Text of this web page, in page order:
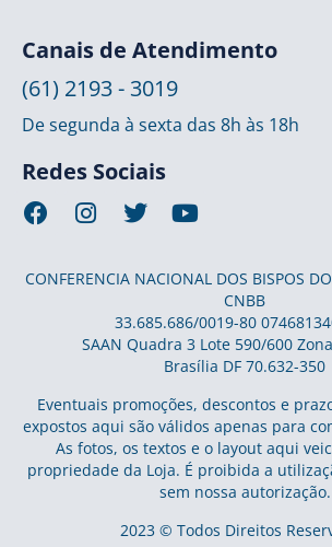
Canais de Atendimento
(61) 2193 - 3019
De segunda à sexta das 8h às 18h
Redes Sociais
CONFERENCIA NACIONAL DOS BISPOS
CNBB
33.685.686/0019-80
SAAN Quadra 3 Lote 590/600
Brasília DF 70.632-350
Eventuais promoções, descontos e
expostos aqui são válidos apenas para
As fotos, os textos e o layout aqui
propriedade da Loja. É proibida a
sem nossa autorização.
2023 © Todos Direitos